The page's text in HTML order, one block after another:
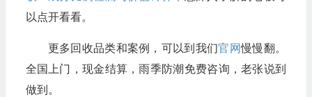
以点开看看。
更多回收品类和案例，可以到我们官网慢慢翻。
全国上门，现金结算，雨季防潮免费咨询，老张说到
做到。